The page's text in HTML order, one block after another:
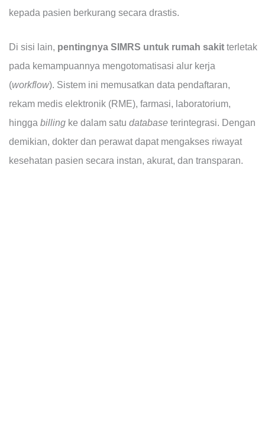
kepada pasien berkurang secara drastis.
Di sisi lain, pentingnya SIMRS untuk rumah sakitterletak
pada kemampuannya mengotomatisasi alur kerja
(workflow). Sistem ini memusatkan data pendaftaran,
rekam medis elektronik (RME), farmasi, laboratorium,
hingga billingke dalam satu databaseterintegrasi. Dengan
demikian, dokter dan perawat dapat mengakses riwayat
kesehatan pasien secara instan, akurat, dan transparan.